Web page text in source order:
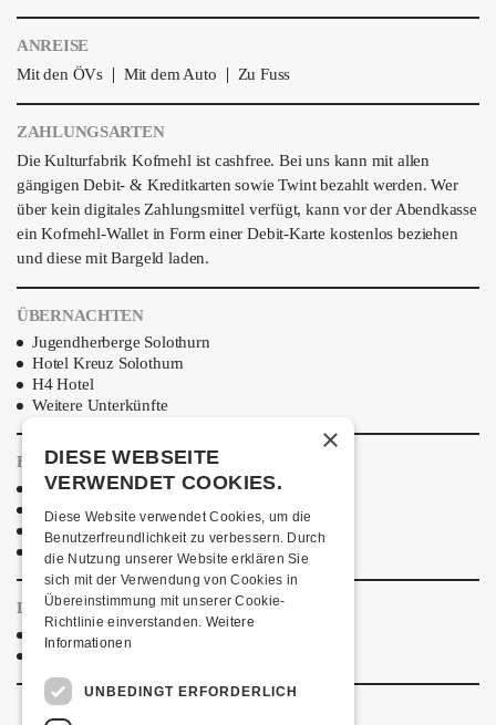
ANREISE
Mit den ÖVs | Mit dem Auto | Zu Fuss
ZAHLUNGSARTEN
Die Kulturfabrik Kofmehl ist cashfree. Bei uns kann mit allen
gängigen Debit- & Kreditkarten sowie Twint bezahlt werden. Wer
über kein digitales Zahlungsmittel verfügt, kann vor der Abendkasse
ein Kofmehl-Wallet in Form einer Debit-Karte kostenlos beziehen
und diese mit Bargeld laden.
ÜBERNACHTEN
Jugendherberge Solothurn
Hotel Kreuz Solothurn
H4 Hotel
Weitere Unterkünfte
ESSENSTIPPS
Pier 11
Restaurant Kreuz
Pittaria
Pizzeria Da Giuseppe
LINKS & PARTNER
Facebook-Event
×
DIESE WEBSEITE
VERWENDET COOKIES.
Diese Website verwendet Cookies, um die
Benutzerfreundlichkeit zu verbessern. Durch
die Nutzung unserer Website erklären Sie
sich mit der Verwendung von Cookies in
Übereinstimmung mit unserer Cookie-
Richtlinie einverstanden. Weitere
Informationen
UNBEDINGT ERFORDERLICH